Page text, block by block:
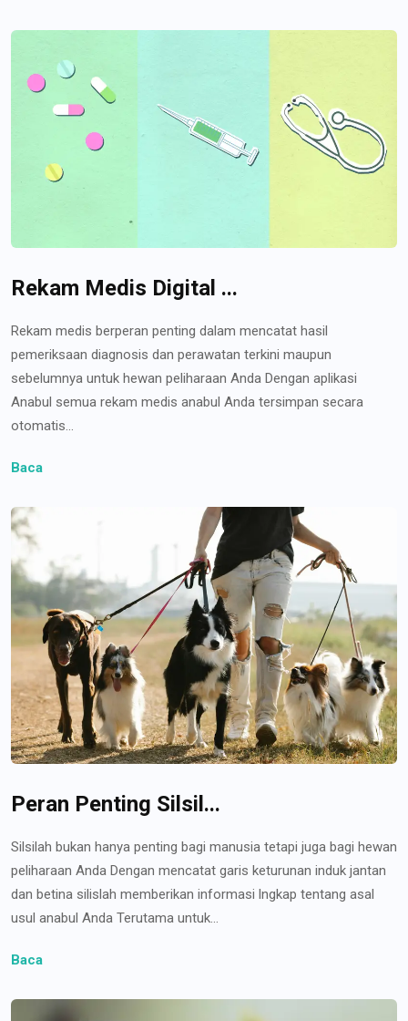
Rekam Medis Digital ...
Rekam medis berperan penting dalam mencatat hasil
pemeriksaan diagnosis dan perawatan terkini maupun
sebelumnya untuk hewan peliharaan Anda Dengan aplikasi
Anabul semua rekam medis anabul Anda tersimpan secara
otomatis...
Baca
Peran Penting Silsil...
Silsilah bukan hanya penting bagi manusia tetapi juga bagi hewan
peliharaan Anda Dengan mencatat garis keturunan induk jantan
dan betina silislah memberikan informasi lngkap tentang asal
usul anabul Anda Terutama untuk...
Baca